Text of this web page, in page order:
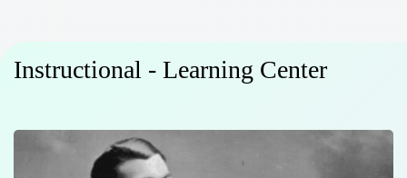
Instructional - Learning Center